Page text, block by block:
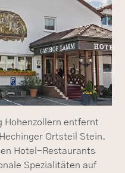
Hohenzollern entfernt
Ortsteil Stein.
Hotel-Restaurants
Spezialitäten auf